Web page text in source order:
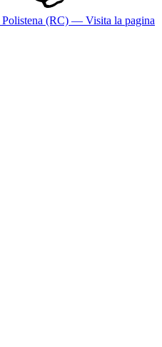
Polistena (RC) — Visita la pagina